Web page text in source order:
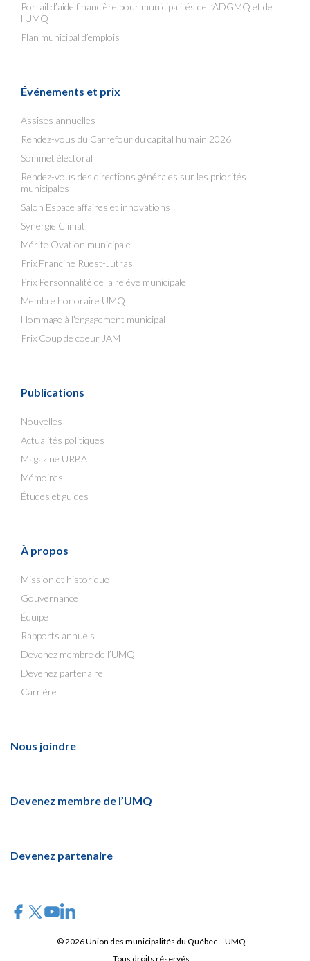
Portail d’aide financière pour municipalités de l’ADGMQ et de
l’UMQ
Plan municipal d’emplois
Événements et prix
Assises annuelles
Rendez-vous du Carrefour du capital humain 2026
Sommet électoral
Rendez-vous des directions générales sur les priorités
municipales
Salon Espace affaires et innovations
Synergie Climat
Mérite Ovation municipale
Prix Francine Ruest-Jutras
Prix Personnalité de la relève municipale
Membre honoraire UMQ
Hommage à l’engagement municipal
Prix Coup de coeur JAM
Publications
Nouvelles
Actualités politiques
Magazine URBA
Mémoires
Études et guides
À propos
Mission et historique
Gouvernance
Équipe
Rapports annuels
Devenez membre de l’UMQ
Devenez partenaire
Carrière
Nous joindre
Devenez membre de l’UMQ
Devenez partenaire
© 2026 Union des municipalités du Québec – UMQ
Tous droits réservés